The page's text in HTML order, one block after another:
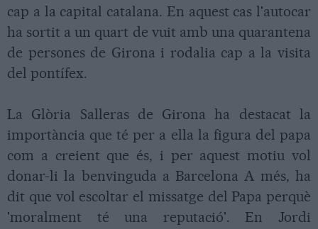
cap a la capital catalana. En aquest cas l'autocar
ha sortit a un quart de vuit amb una quarantena
de persones de Girona i rodalia cap a la visita
del pontífex.
La Glòria Salleras de Girona ha destacat la
importància que té per a ella la figura del papa
com a creient que és, i per aquest motiu vol
donar-li la benvinguda a Barcelona A més, ha
dit que vol escoltar el missatge del Papa perquè
'moralment té una reputació'. En Jordi